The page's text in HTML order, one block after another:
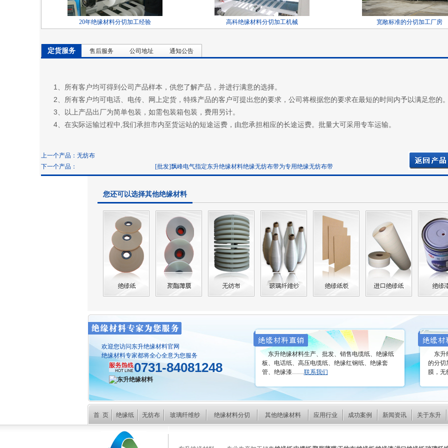
20年绝缘材料分切加工经验 高科绝缘材料分切加工机械 宽敞标准的分切加工厂房
定货服务 售后服务 公司地址 通知公告
1、所有客户均可得到公司产品样本，供您了解产品，并进行满意的选择。
2、所有客户均可电话、电传、网上定货，特殊产品的客户可提出您的要求，公司将根据您的要求在最短的时间内予以满足您的
3、以上产品出厂为简单包装，如需包装箱包装，费用另计。
4、在实际运输过程中,我们承担市内至货运站的短途运费，由您承担相应的长途运费。批量大可采用专车运输。
上一个产品： 无纺布
下一个产品：
[批发]飘峰电气指定东升绝缘材料绝缘无纺布带为专用绝缘无纺布带
您还可以选择其他绝缘材料
欢迎您访问东升绝缘材料官网
绝缘材料专家都将全心全意为您服务
0731-84081248
东升绝缘材料生产、批发、销售电缆纸、绝缘纸
板、电话纸、高压电缆纸、绝缘红钢纸、绝缘套
管、绝缘漆……联系我们
东升
的分切
膜，
首 页 绝缘纸 无纺布 玻璃纤维纱 绝缘材料分切 其他绝缘材料 应用行业 成功案例 新闻资讯 关于东升